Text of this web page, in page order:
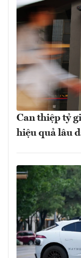
Can thiệp tỷ
hiệu quả lâu